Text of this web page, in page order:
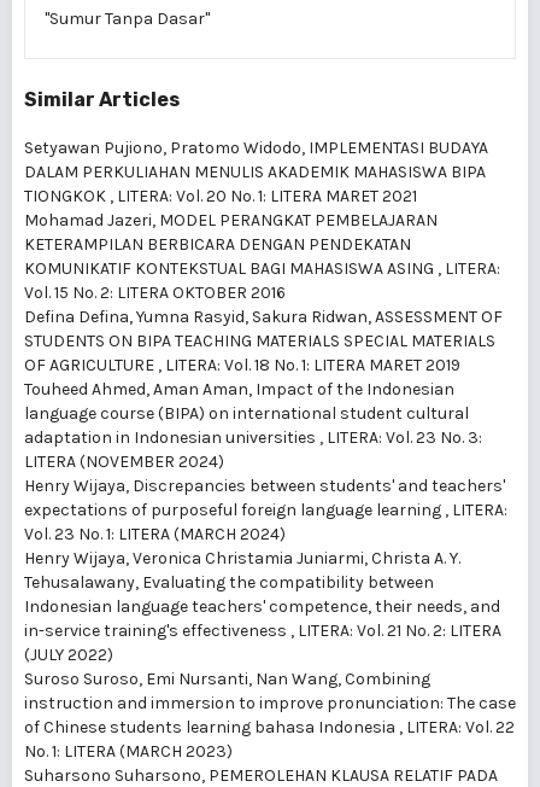
"Sumur Tanpa Dasar"
Similar Articles
Setyawan Pujiono, Pratomo Widodo, IMPLEMENTASI BUDAYA
DALAM PERKULIAHAN MENULIS AKADEMIK MAHASISWA BIPA
TIONGKOK , LITERA: Vol. 20 No. 1: LITERA MARET 2021
Mohamad Jazeri, MODEL PERANGKAT PEMBELAJARAN
KETERAMPILAN BERBICARA DENGAN PENDEKATAN
KOMUNIKATIF KONTEKSTUAL BAGI MAHASISWA ASING , LITERA:
Vol. 15 No. 2: LITERA OKTOBER 2016
Defina Defina, Yumna Rasyid, Sakura Ridwan,ASSESSMENT OF
STUDENTS ON BIPA TEACHING MATERIALS SPECIAL MATERIALS
OF AGRICULTURE , LITERA: Vol. 18 No. 1: LITERA MARET 2019
Touheed Ahmed, Aman Aman, Impact of the Indonesian
language course (BIPA) on international student cultural
adaptation in Indonesian universities , LITERA: Vol. 23 No. 3:
LITERA (NOVEMBER 2024)
Henry Wijaya, Discrepancies between students' and teachers'
expectations of purposeful foreign language learning , LITERA:
Vol. 23 No. 1: LITERA (MARCH 2024)
Henry Wijaya, Veronica Christamia Juniarmi, Christa A. Y.
Tehusalawany, Evaluating the compatibility between
Indonesian language teachers' competence, their needs, and
in-service training's effectiveness , LITERA: Vol. 21 No. 2: LITERA
(JULY 2022)
Suroso Suroso, Emi Nursanti, Nan Wang,Combining
instruction and immersion to improve pronunciation: The case
of Chinese students learning bahasa Indonesia , LITERA: Vol. 22
No. 1: LITERA (MARCH 2023)
Suharsono Suharsono, PEMEROLEHAN KLAUSA RELATIF PADA